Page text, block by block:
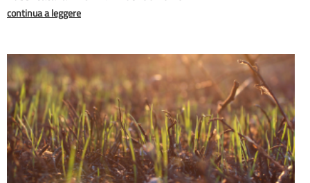
continua a leggere